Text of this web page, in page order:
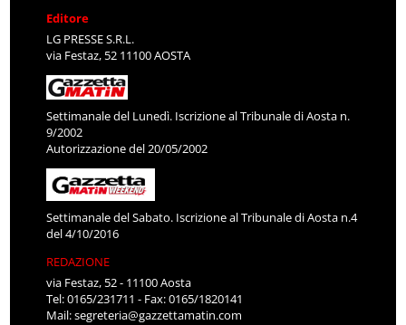
Editore
LG PRESSE S.R.L.
via Festaz, 52 11100 AOSTA
Settimanale del Lunedì. Iscrizione al Tribunale di Aosta n.
9/2002
Autorizzazione del 20/05/2002
Settimanale del Sabato. Iscrizione al Tribunale di Aosta n.4
del 4/10/2016
REDAZIONE
via Festaz, 52 - 11100 Aosta
Tel: 0165/231711 - Fax: 0165/1820141
Mail:segreteria@gazzettamatin.com